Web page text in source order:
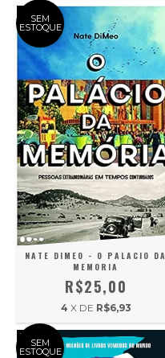
SEM
ESTOQUE
NATE DIMEO - O PALACIO DA
MEMORIA
R$25,00
4 X DE R$6,93
SEM
ESTOQUE